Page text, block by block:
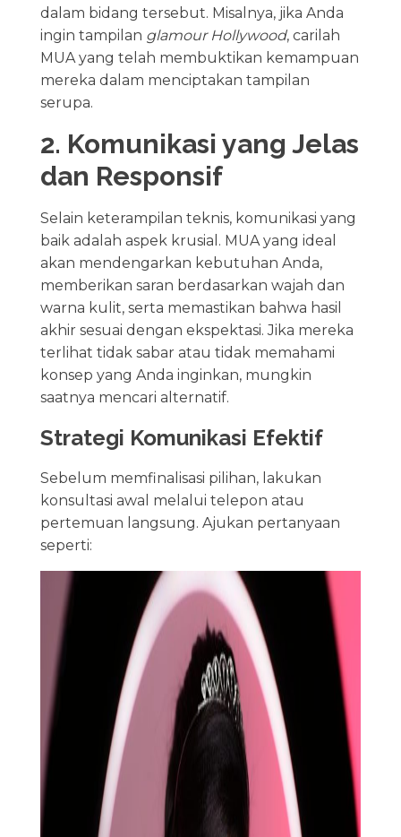
dalam bidang tersebut. Misalnya, jika Anda
ingin tampilan glamour Hollywood, carilah
MUA yang telah membuktikan kemampuan
mereka dalam menciptakan tampilan
serupa.
2. Komunikasi yang Jelas
dan Responsif
Selain keterampilan teknis, komunikasi yang
baik adalah aspek krusial. MUA yang ideal
akan mendengarkan kebutuhan Anda,
memberikan saran berdasarkan wajah dan
warna kulit, serta memastikan bahwa hasil
akhir sesuai dengan ekspektasi. Jika mereka
terlihat tidak sabar atau tidak memahami
konsep yang Anda inginkan, mungkin
saatnya mencari alternatif.
Strategi Komunikasi Efektif
Sebelum memfinalisasi pilihan, lakukan
konsultasi awal melalui telepon atau
pertemuan langsung. Ajukan pertanyaan
seperti: